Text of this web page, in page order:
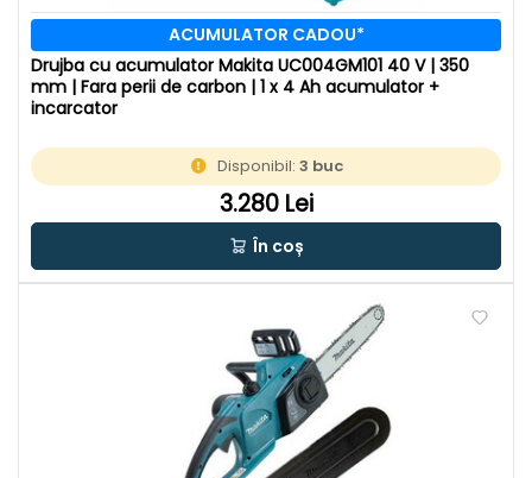
ACUMULATOR CADOU*
Drujba cu acumulator Makita UC004GM101 40 V | 350
mm | Fara perii de carbon | 1 x 4 Ah acumulator +
incarcator
Disponibil: 3 buc
3.280 Lei
În coș